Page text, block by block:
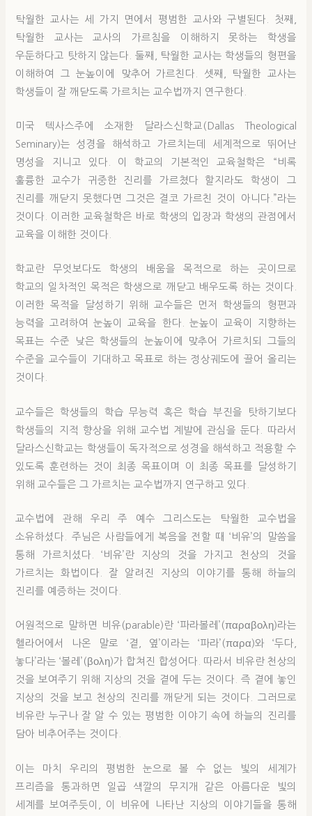
탁월한 교사는 세 가지 면에서 평범한 교사와 구별된다. 첫째,
탁월한 교사는 교사의 가르침을 이해하지 못하는 학생을
우둔하다고 탓하지 않는다. 둘째, 탁월한 교사는 학생들의 형편을
이해하여 그 눈높이에 맞추어 가르친다. 셋째, 탁월한 교사는
학생들이 잘 깨닫도록 가르치는 교수법까지 연구한다.
미국 텍사스주에 소재한 달라스신학교(Dallas Theological
Seminary)는 성경을 해석하고 가르치는데 세계적으로 뛰어난
명성을 지니고 있다. 이 학교의 기본적인 교육철학은 “비록
훌륭한 교수가 귀중한 진리를 가르쳤다 할지라도 학생이 그
진리를 깨닫지 못했다면 그것은 결코 가르친 것이 아니다.”라는
것이다. 이러한 교육철학은 바로 학생의 입장과 학생의 관점에서
교육을 이해한 것이다.
학교란 무엇보다도 학생의 배움을 목적으로 하는 곳이므로
학교의 일차적인 목적은 학생으로 깨닫고 배우도록 하는 것이다.
이러한 목적을 달성하기 위해 교수들은 먼저 학생들의 형편과
능력을 고려하여 눈높이 교육을 한다. 눈높이 교육이 지향하는
목표는 수준 낮은 학생들의 눈높이에 맞추어 가르치되 그들의
수준을 교수들이 기대하고 목표로 하는 정상궤도에 끌어 올리는
것이다.
교수들은 학생들의 학습 무능력 혹은 학습 부진을 탓하기보다
학생들의 지적 향상을 위해 교수법 계발에 관심을 둔다. 따라서
달라스신학교는 학생들이 독자적으로 성경을 해석하고 적용할 수
있도록 훈련하는 것이 최종 목표이며 이 최종 목표를 달성하기
위해 교수들은 그 가르치는 교수법까지 연구하고 있다.
교수법에 관해 우리 주 예수 그리스도는 탁월한 교수법을
소유하셨다. 주님은 사람들에게 복음을 전할 때 ‘비유’의 말씀을
통해 가르치셨다. ‘비유’란 지상의 것을 가지고 천상의 것을
가르치는 화법이다. 잘 알려진 지상의 이야기를 통해 하늘의
진리를 예증하는 것이다.
어원적으로 말하면 비유(parable)란 ‘파라볼레’(παραβολη)라는
헬라어에서 나온 말로 ‘곁, 옆’이라는 ‘파라’(παρα)와 ‘두다,
놓다’라는 ‘볼레’(βολη)가 합쳐진 합성어다. 따라서 비유란 천상의
것을 보여주기 위해 지상의 것을 곁에 두는 것이다. 즉 곁에 놓인
지상의 것을 보고 천상의 진리를 깨닫게 되는 것이다. 그러므로
비유란 누구나 잘 알 수 있는 평범한 이야기 속에 하늘의 진리를
담아 비추어주는 것이다.
이는 마치 우리의 평범한 눈으로 볼 수 없는 빛의 세계가
프리즘을 통과하면 일곱 색깔의 무지개 같은 아름다운 빛의
세계를 보여주듯이, 이 비유에 나타난 지상의 이야기들을 통해